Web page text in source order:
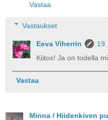
Vastaa
Vastaukset
Eeva Viherrin
Kiitos! Ja on todella
Vastaa
Minna / Hiidenkiven